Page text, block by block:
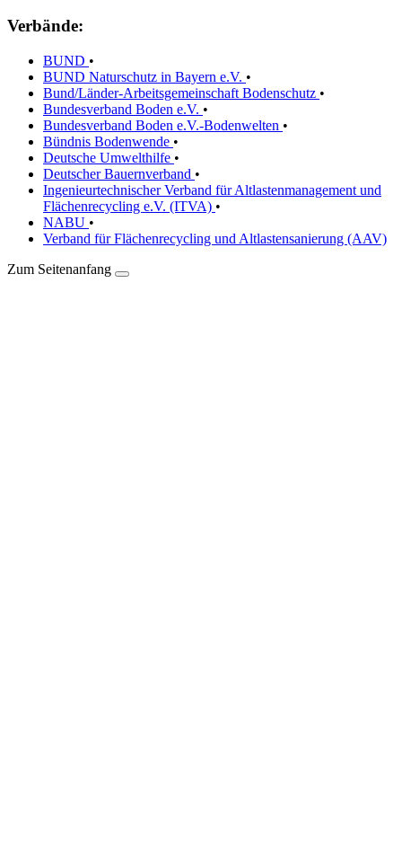
Verbände:
BUND •
BUND Naturschutz in Bayern e.V. •
Bund/Länder-Arbeitsgemeinschaft Bodenschutz •
Bundesverband Boden e.V. •
Bundesverband Boden e.V.-Bodenwelten •
Bündnis Bodenwende •
Deutsche Umwelthilfe •
Deutscher Bauernverband •
Ingenieurtechnischer Verband für Altlastenmanagement und
Flächenrecycling e.V. (ITVA) •
NABU •
Verband für Flächenrecycling und Altlastensanierung (AAV)
Zum Seitenanfang